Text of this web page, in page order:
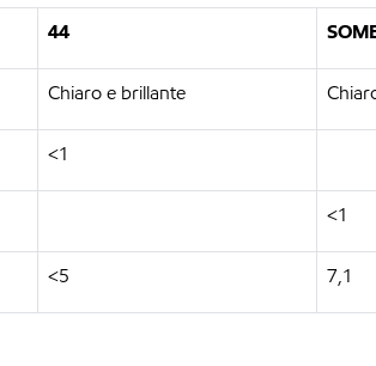
44
Chiaro e brillante
<1
<1
<5 7,1